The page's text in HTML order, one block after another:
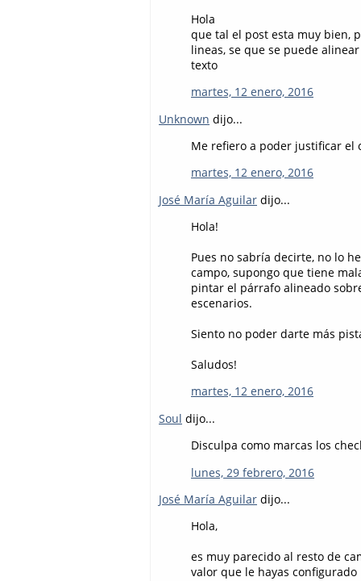
Hola
que tal el post esta muy bien,
lineas, se que se puede
texto
martes, 12 enero, 2016
Unknown dijo...
Me refiero a poder justificar
martes, 12 enero, 2016
José María Aguilar dijo...
Hola!
Pues no sabría decirte, no lo
campo, supongo que tiene
pintar el párrafo alineado
escenarios.
Siento no poder darte más
Saludos!
martes, 12 enero, 2016
Soul dijo...
Disculpa como marcas los
lunes, 29 febrero, 2016
José María Aguilar dijo...
Hola,
es muy parecido al resto de
valor que le hayas